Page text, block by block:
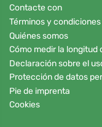
Contacte con
Términos y condiciones
Quiénes somos
Cómo medir la longitud
Declaración sobre el
Protección de datos
Pie de imprenta
Cookies